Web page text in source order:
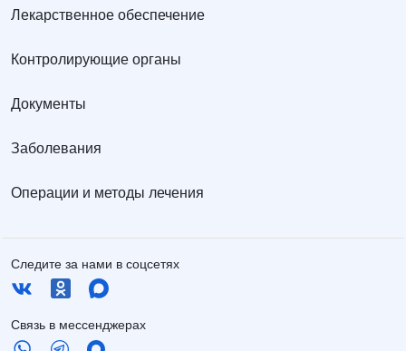
Лекарственное обеспечение
Контролирующие органы
Документы
Заболевания
Операции и методы лечения
Следите за нами в соцсетях
Связь в мессенджерах